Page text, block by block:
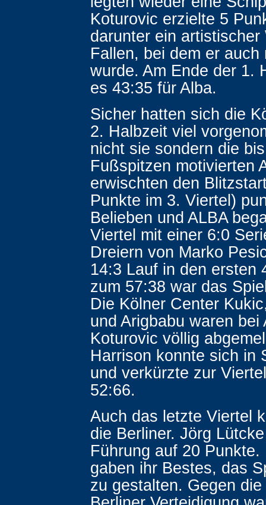
Koturovic erzielte 5
darunter ein artistischer
Fallen, bei dem er auch
wurde. Am Ende der 1.
es 43:35 für Alba.
Sicher hatten sich die
2. Halbzeit viel
nicht sie sondern die
Fußspitzen motivierten
erwischten den
Punkte im 3. Viertel)
Belieben und ALBA
Viertel mit einer 6:0
Dreiern von Marko
14:3 Lauf in den ersten
zum 57:38 war das
Die Kölner Center
und Arigbabu waren bei
Koturovic völlig
Harrison konnte sich in
und verkürzte zur
52:66.
Auch das letzte Viertel
die Berliner. Jörg
Führung auf 20 Punkte.
gaben ihr Bestes, das
zu gestalten. Gegen